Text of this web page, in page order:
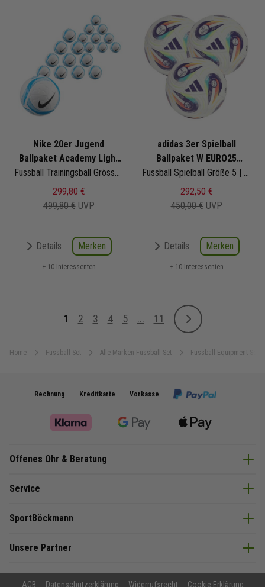
Home Fussball Set Alle Marken Fussball Set Fussball Equipment Set
Nike 20er Jugend
Ballpaket Academy Light
Team
299,80 €
499,80 € UVP
Details Merken
+ 10 Interessenten
adidas 3er Spielball
Ballpaket W EURO25
Konektis Pro
292,50 €
450,00 € UVP
Details Merken
+ 10 Interessenten
Sie lesen gerade Seite
1
Seite
2
Seite
3
Seite
4
Seite
5 ...
Seite
11
Weiter
Rechnung Kreditkarte Vorkasse
Offenes Ohr & Beratung
Service
SportBöckmann
Unsere Partner
AGB Datenschutzerklärung Widerrufsrecht Cookie Erklärung